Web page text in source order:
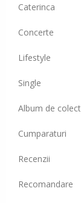
Caterinca
Concerte
Lifestyle
Single
Album de
Cumparaturi
Recenzii
Recomandare